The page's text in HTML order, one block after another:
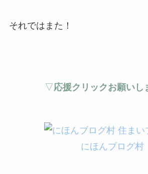
それではまた！
▽応援クリックお願いし
にほんブログ村